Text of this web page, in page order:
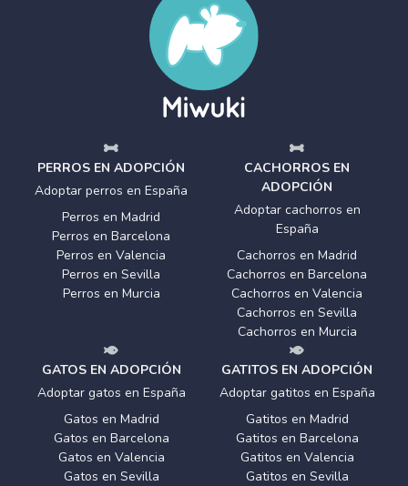
PERROS EN ADOPCIÓN
Adoptar perros en España
Perros en Madrid
Perros en Barcelona
Perros en Valencia
Perros en Sevilla
Perros en Murcia
CACHORROS EN
ADOPCIÓN
Adoptar cachorros en
España
Cachorros en Madrid
Cachorros en Barcelona
Cachorros en Valencia
Cachorros en Sevilla
Cachorros en Murcia
GATOS EN ADOPCIÓN
Adoptar gatos en España
Gatos en Madrid
Gatos en Barcelona
Gatos en Valencia
Gatos en Sevilla
GATITOS EN ADOPCIÓN
Adoptar gatitos en España
Gatitos en Madrid
Gatitos en Barcelona
Gatitos en Valencia
Gatitos en Sevilla